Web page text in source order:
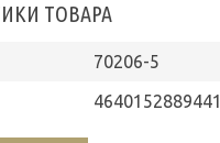
ТОВАРА
70206-5
4640152889441